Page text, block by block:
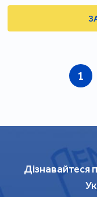
1
Дізнавайтеся